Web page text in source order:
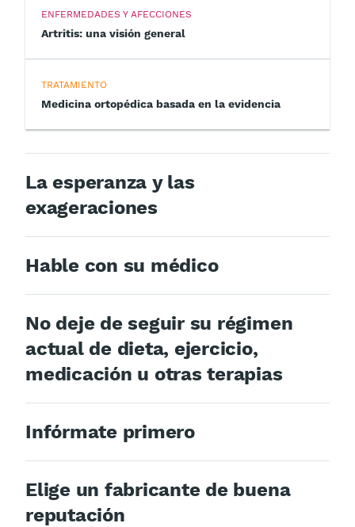
ENFERMEDADES Y AFECCIONES
Artritis: una visión general
TRATAMIENTO
Medicina ortopédica basada en la evidencia
La esperanza y las
exageraciones
Hable con su médico
No deje de seguir su régimen
actual de dieta, ejercicio,
medicación u otras terapias
Infórmate primero
Elige un fabricante de buena
reputación